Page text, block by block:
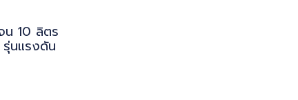
น 10 ลิตร
รุ่นแรงดัน